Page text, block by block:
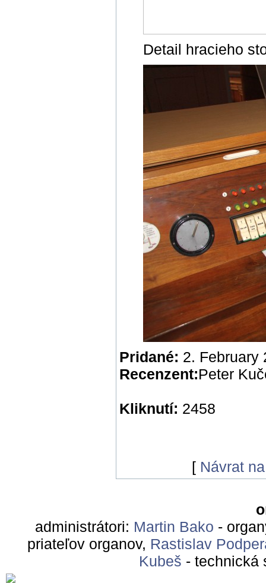
Detail hracieho
Pridané: 2. February
Recenzent:Peter
Kliknutí: 2458
[ Návrat
administrátori: Martin Bako -
priateľov organov, Rastislav
Kubeš - technická